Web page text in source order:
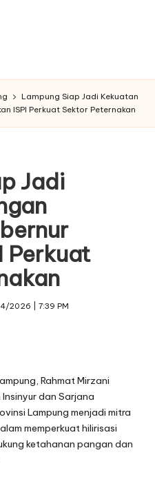
Lampung Siap Jadi Kekuatan
ISPI Perkuat Sektor Peternakan
Jadi
Perkuat
2026 | 7:39 PM
Rahmat Mirzani
dan Sarjana
Lampung menjadi mitra
memperkuat hilirisasi
ketahanan pangan dan